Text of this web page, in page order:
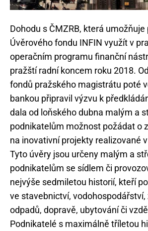
Dohodu s ČMZRB, která
Úvěrového fondu INFIN využít v
operačním programu finanční
pražští radní koncem roku 2018.
fondů pražského magistrátu poté
bankou připravil výzvu k
dala od loňského dubna malým a
podnikatelům možnost požádat o
na inovativní projekty realizované
Tyto úvěry jsou určeny malým a
podnikatelům se sídlem či
nejvýše sedmiletou historií, kteří
ve stavebnictví, vodohospodářství,
odpadů, dopravě, ubytování či
Podnikatelé s maximálně tříletou